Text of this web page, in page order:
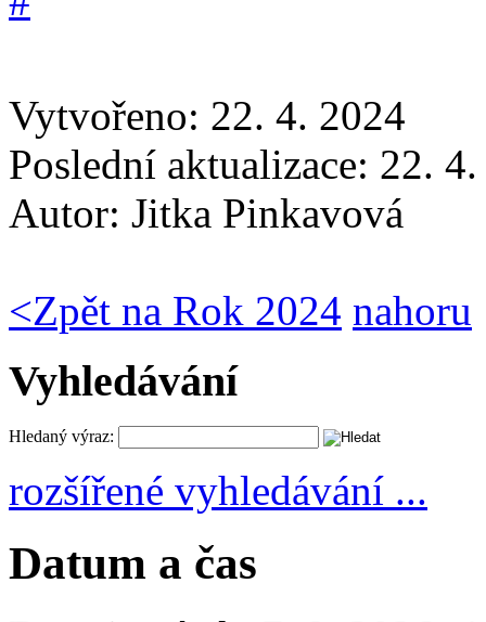
Vytvořeno: 22. 4. 2024
Poslední aktualizace: 22.
Autor: Jitka Pinkavová
<Zpět na Rok 2024 nahoru
Vyhledávání
Hledaný výraz:
rozšířené vyhledávání ...
Datum a čas